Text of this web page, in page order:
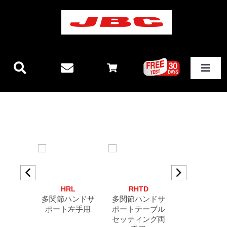
Toggle
JBCテクノロジー
ステーション
その他製品
HRL
多関節ハンドサ
ポート左手用
RHTD
多関節ハンドサ
ポートテーブル
セッティング両